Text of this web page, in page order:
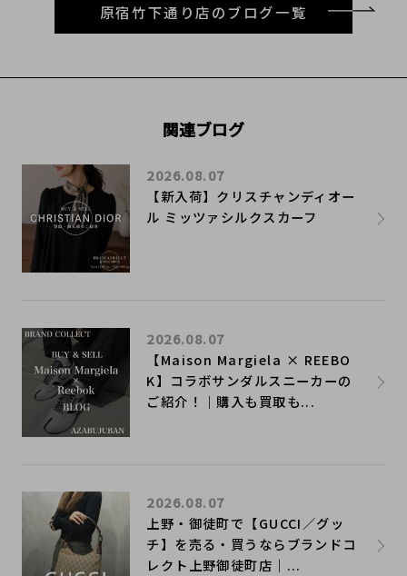
原宿竹下通り店のブログ一覧
関連ブログ
【新入荷】クリスチャンディオー
ル ミッツァシルクスカーフ
2026.08.07
【Maison Margiela × REEBO
K】コラボサンダルスニーカーの
ご紹介！｜購入も買取も...
2026.08.07
上野・御徒町で【GUCCI／グッ
チ】を売る・買うならブランドコ
レクト上野御徒町店｜...
2026.08.07